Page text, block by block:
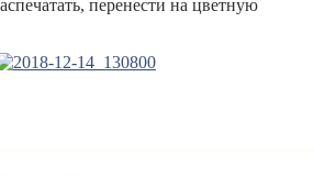
перенести на цветную